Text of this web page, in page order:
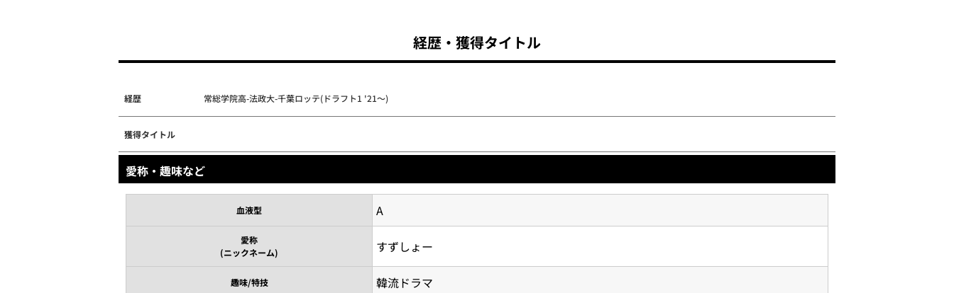
経歴・獲得タイトル
経歴 常総学院高-法政大-千葉ロッテ(ドラフト1 '21～)
獲得タイトル
愛称・趣味など
血液型 A
愛称
(ニックネーム)
すずしょー
趣味/特技 韓流ドラマ